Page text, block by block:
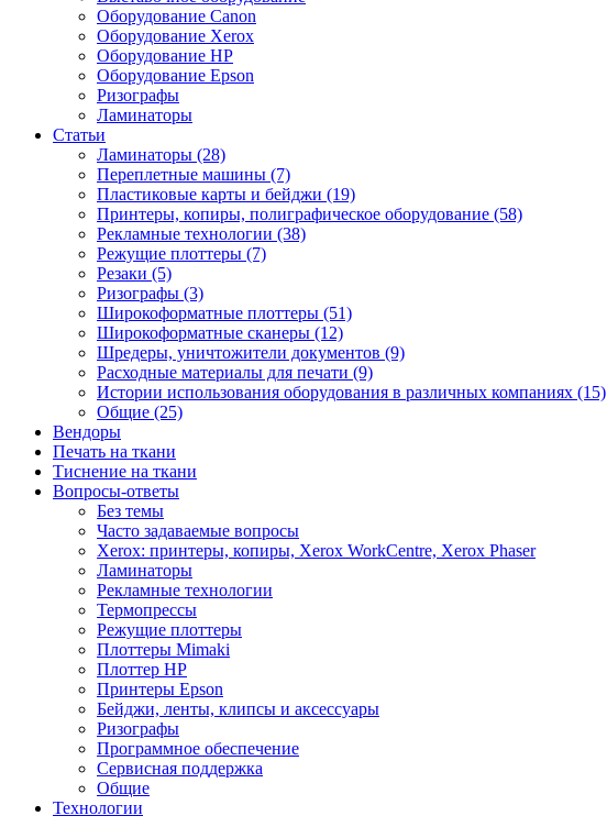
Оборудование Canon
Оборудование Xerox
Оборудование HP
Оборудование Epson
Ризографы
Ламинаторы
Статьи
Ламинаторы (28)
Переплетные машины (7)
Пластиковые карты и бейджи (19)
Принтеры, копиры, полиграфическое оборудование (58)
Рекламные технологии (38)
Режущие плоттеры (7)
Резаки (5)
Ризографы (3)
Широкоформатные плоттеры (51)
Широкоформатные сканеры (12)
Шредеры, уничтожители документов (9)
Расходные материалы для печати (9)
Истории использования оборудования в различных компаниях (15)
Общие (25)
Вендоры
Печать на ткани
Тиснение на ткани
Вопросы-ответы
Без темы
Часто задаваемые вопросы
Xerox: принтеры, копиры, Xerox WorkCentre, Xerox Phaser
Ламинаторы
Рекламные технологии
Термопрессы
Режущие плоттеры
Плоттеры Mimaki
Плоттер HP
Принтеры Epson
Бейджи, ленты, клипсы и аксессуары
Ризографы
Программное обеспечение
Сервисная поддержка
Общие
Технологии